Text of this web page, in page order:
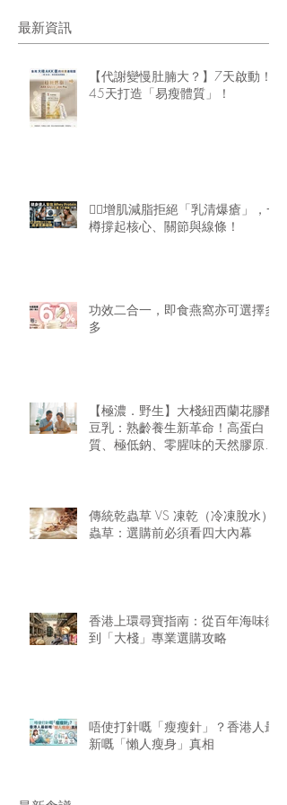
最新資訊
【代謝變慢肚腩大？】7天啟動！
45天打造「易瘦體質」！
🏋️‍♂️增肌減脂拒絕「乳清爆瘡」，一
樽撐起核心、關節與線條！
功效二合一，即食燕窩亦可選擇多
多
【極濃．野生】大棧紐西蘭花膠醇
豆乳：熟齡養生新革命！高蛋白
質、極低鈉、零腥味的天然膠原精
傳統乾蟲草 VS 凍乾（冷凍脫水）
蟲草：選購前必須看四大內幕
香港上環尋寶指南：從百年海味街
到「大棧」專業選購攻略
唔使打針嘅「瘦瘦針」？香港人最
新嘅「懶人瘦身」真相